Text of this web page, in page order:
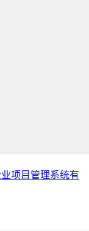
项目管理系统有